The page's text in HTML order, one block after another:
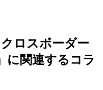
クロスボーダー
に関連するコラ